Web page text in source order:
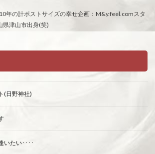
年の計ポストサイズの幸せ企画：M&y.feel.comスタ
県津山市出身(笑)
(日野神社)
いたい････